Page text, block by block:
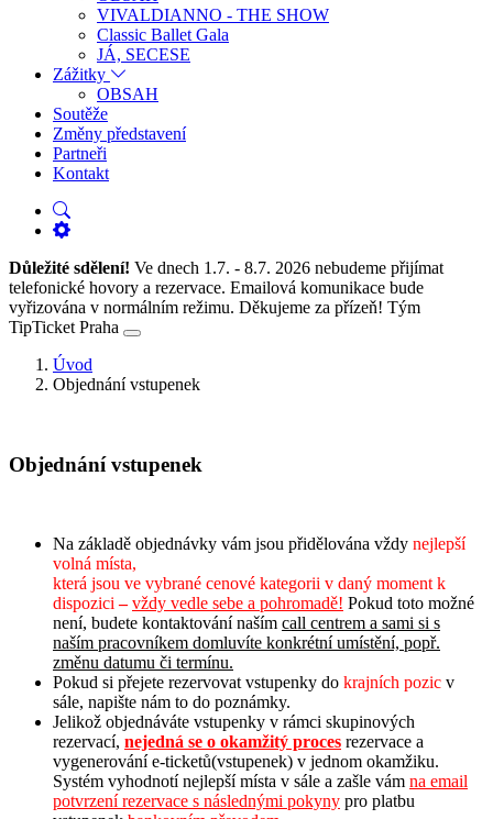
VIVALDIANNO - THE SHOW
Classic Ballet Gala
JÁ, SECESE
Zážitky
OBSAH
Soutěže
Změny představení
Partneři
Kontakt
Důležité sdělení! Ve dnech 1.7. - 8.7. 2026 nebudeme přijímat
telefonické hovory a rezervace. Emailová komunikace bude
vyřizována v normálním režimu. Děkujeme za přízeň! Tým
TipTicket Praha
Úvod
Objednání vstupenek
Objednání vstupenek
Na základě objednávky vám jsou přidělována vždy nejlepší
volná místa,
která jsou ve vybrané cenové kategorii v daný moment k
dispozici– vždy vedle sebe a pohromadě! Pokud toto možné
není, budete kontaktování naším call centrem a sami si s
naším pracovníkem domluvíte konkrétní umístění, popř.
změnu datumu či termínu.
Pokud si přejete rezervovat vstupenky do krajních pozic v
sále, napište nám to do poznámky.
Jelikož objednáváte vstupenky v rámci skupinových
rezervací, nejedná se o okamžitý proces rezervace a
vygenerování e-ticketů(vstupenek) v jednom okamžiku.
Systém vyhodnotí nejlepší místa v sále a zašle vám na email
potvrzení rezervace s následnými pokyny pro platbu